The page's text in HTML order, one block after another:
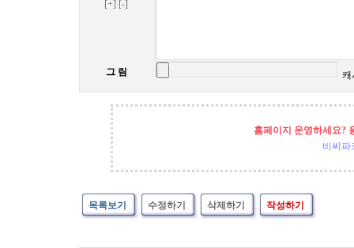
[+] [-]
그 림 캐
홈페이지 운영하세요?
비씨파
목록보기 수정하기 삭제하기 작성하기